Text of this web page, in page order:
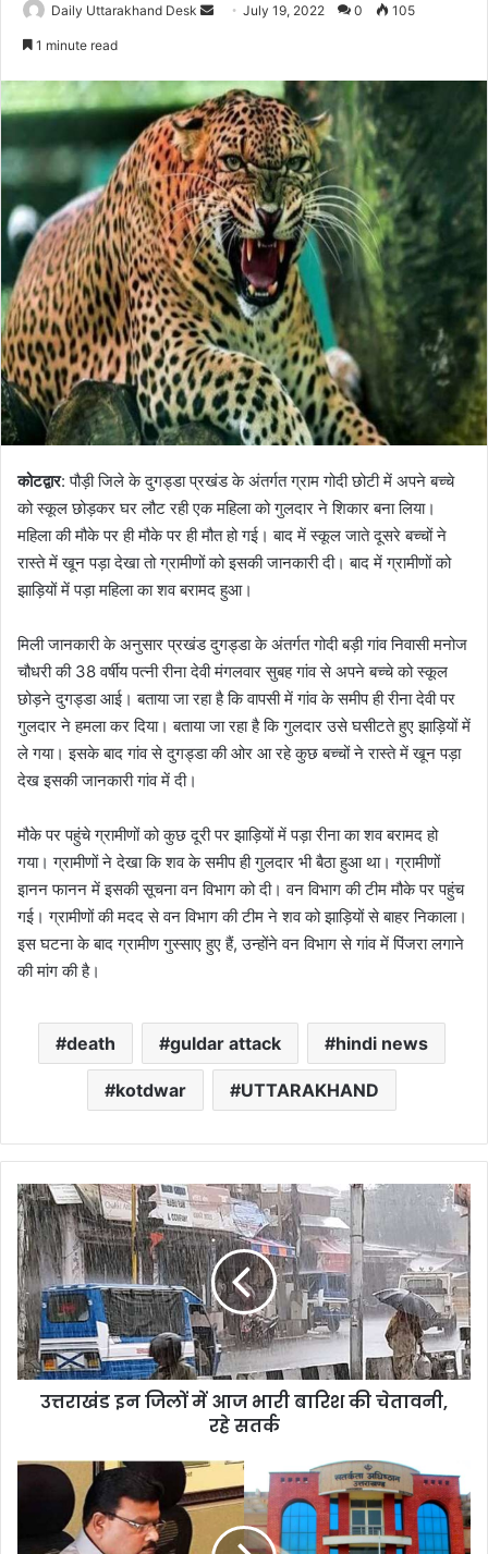
Daily Uttarakhand Desk
SendJuly 19, 2022 0 105
1 minute read
कोटद्वार: पौड़ी जिले के दुगड्डा प्रखंड के अंतर्गत ग्राम गोदी छोटी में अपने बच्चे
को स्कूल छोड़कर घर लौट रही एक महिला को गुलदार ने शिकार बना लिया।
महिला की मौके पर ही मौके पर ही मौत हो गई। बाद में स्कूल जाते दूसरे बच्चों ने
रास्ते में खून पड़ा देखा तो ग्रामीणों को इसकी जानकारी दी। बाद में ग्रामीणों को
झाड़ियों में पड़ा महिला का शव बरामद हुआ।
मिली जानकारी के अनुसार प्रखंड दुगड्डा के अंतर्गत गोदी बड़ी गांव निवासी मनोज
चौधरी की 38 वर्षीय पत्नी रीना देवी मंगलवार सुबह गांव से अपने बच्चे को स्कूल
छोड़ने दुगड्डा आई। बताया जा रहा है कि वापसी में गांव के समीप ही रीना देवी पर
गुलदार ने हमला कर दिया। बताया जा रहा है कि गुलदार उसे घसीटते हुए झाड़ियों में
ले गया। इसके बाद गांव से दुगड्डा की ओर आ रहे कुछ बच्चों ने रास्ते में खून पड़ा
देख इसकी जानकारी गांव में दी।
मौके पर पहुंचे ग्रामीणों को कुछ दूरी पर झाड़ियों में पड़ा रीना का शव बरामद हो
गया। ग्रामीणों ने देखा कि शव के समीप ही गुलदार भी बैठा हुआ था। ग्रामीणों
इानन फानन में इसकी सूचना वन विभाग को दी। वन विभाग की टीम मौके पर पहुंच
गई। ग्रामीणों की मदद से वन विभाग की टीम ने शव को झाड़ियों से बाहर निकाला।
इस घटना के बाद ग्रामीण गुस्साए हुए हैं, उन्होंने वन विभाग से गांव में पिंजरा लगाने
की मांग की है।
death guldar attack hindi news
kotdwar UTTARAKHAND
उत्तराखंड
इन
जिलों
में
आज
भारी
बारिश
की
चेतावनी,
उत्तराखंड इन जिलों में आज भारी बारिश की चेतावनी,
रहे सतर्क
रिटायर्ड